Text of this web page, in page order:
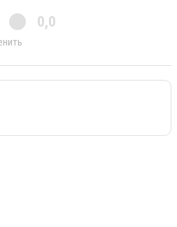
0,0